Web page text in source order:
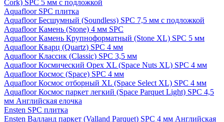
Cork) SPC 5 мм с подложкой
Aquafloor SPC плитка
Aquafloor Бесшумный (Soundless) SPC 7,5 мм с подложкой
Aquafloor Камень (Stone) 4 мм SPC
Aquafloor Камень Крупноформатный (Stone XL) SPC 5 мм
Aquafloor Кварц (Quartz) SPC 4 мм
Aquafloor Классик (Classic) SPC 3,5 мм
Aquafloor Космический Орех XL (Space Nuts XL) SPC 4 мм
Aquafloor Космос (Space) SPC 4 мм
Aquafloor Космос отборный XL (Space Select XL) SPC 4 мм
Aquafloor Космос паркет легкий (Space Parquet Light) SPC 4,5
мм Английская елочка
Ensten SPC плитка
Ensten Валланд паркет (Valland Parquet) SPC 4 мм Английская